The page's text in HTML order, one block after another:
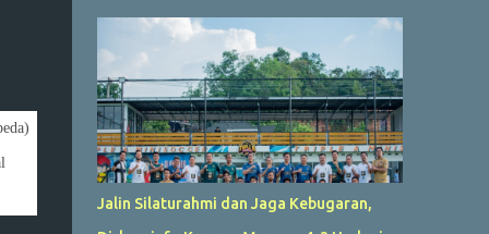
Jalin Silaturahmi dan Jaga Kebugaran,